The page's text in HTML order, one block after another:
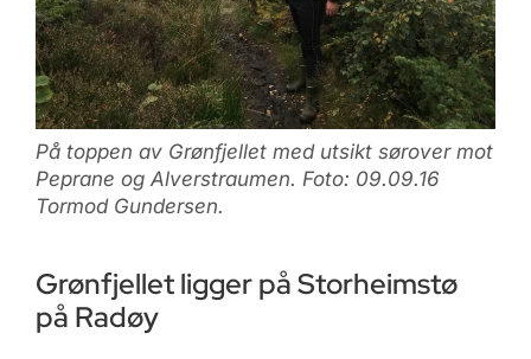
På toppen av Grønfjellet med utsikt sørover mot
Peprane og Alverstraumen. Foto: 09.09.16
Tormod Gundersen.
Grønfjellet ligger på Storheimstø
på Radøy